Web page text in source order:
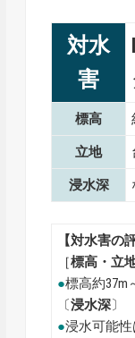
対水
害
標高
立地
浸水深
【対水害の
［標高・立
●標高約37m
〔浸水深〕
●浸水可能性